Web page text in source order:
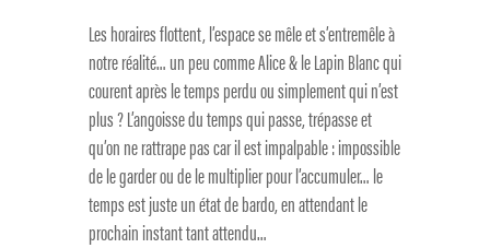
Les horaires flottent, l’espace se mêle et s’entremêle à
notre réalité… un peu comme Alice & le Lapin Blanc qui
courent après le temps perdu ou simplement qui n’est
plus ? L’angoisse du temps qui passe, trépasse et
qu’on ne rattrape pas car il est impalpable : impossible
de le garder ou de le multiplier pour l’accumuler… le
temps est juste un état de bardo, en attendant le
prochain instant tant attendu…